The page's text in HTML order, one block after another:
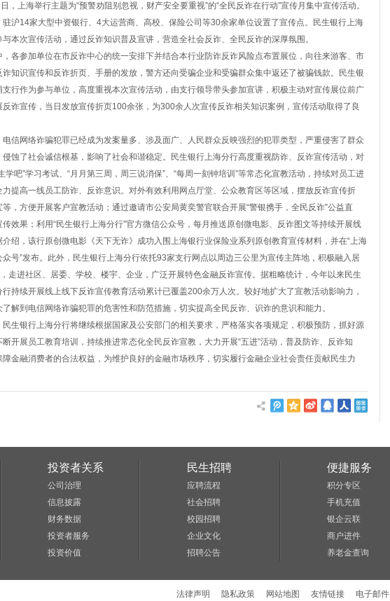
上海举行主题为“预警劝阻别忽视，财产安全要重视”的“全民反诈在行动”宣传月集中宣传活动。
驻沪14家大型中资银行、4大运营商、高校、保险公司等30余家单位设置了宣传点。民生银行上海
本次宣传活动，通过反诈知识普及宣讲，营造全社会反诈、全民反诈的深厚氛围。
参加单位在市反诈中心的统一安排下并结合本行业防诈反诈风险点布置展位，向往来游客、市
诈知识宣传和反诈折页、手册的发放，警方还向受骗企业和受骗群众集中返还了被骗钱款。民生银
支行作为参与单位，高度重视本次宣传活动，由支行领导带头参加宣讲，积极主动对宣传展位前广
反诈宣传，当日发放宣传折页100余张，为300余人次宣传反诈相关知识案例，宣传活动取得了良
网络诈骗犯罪已经成为发案量多、涉及面广、人民群众反映强烈的犯罪类型，严重侵害了群众
侵蚀了社会诚信根基，影响了社会和谐稳定。民生银行上海分行高度重视防诈、反诈宣传活动，对
学吧”学习考试、“月月第三周，周三说消保”、“每周一刻钟培训”等常态化宣教活动，持续对员工进
力提高一线员工防诈、反诈意识。对外有效利用网点厅堂、公众教育区等区域，摆放反诈宣传折
等，方便开展客户宣教活动；通过邀请市公安局黄奕警官联合开展“警银携手，全民反诈”公益直
传效果；利用“民生银行上海分行”官方微信公众号，每月推送原创微电影、反诈图文等持续开展线
介绍，该行原创微电影《天下无诈》成功入围上海银行业保险业系列原创教育宣传材料，并在“上海
众号”发布。此外，民生银行上海分行依托93家支行网点以周边三公里为宣传主阵地，积极融入居
，走进社区、居委、学校、楼宇、企业，广泛开展特色金融反诈宣传。据粗略统计，今年以来民生
行持续开展线上线下反诈宣传教育活动累计已覆盖200余万人次。较好地扩大了宣教活动影响力，
解到电信网络诈骗犯罪的危害性和防范措施，切实提高全民反诈、识诈的意识和能力。
银行上海分行将继续根据国家及公安部门的相关要求，严格落实各项规定，积极预防，抓好源
断开展员工教育培训，持续推进常态化全民反诈宣教，大力开展“五进”活动，普及防诈、反诈知
障金融消费者的合法权益，为维护良好的金融市场秩序，切实履行金融企业社会责任贡献民生力
投资者关系
公司治理
信息披露
财务数据
投资者服务
投资价值
民生招聘
应聘流程
社会招聘
校园招聘
企业文化
招聘公告
便捷服务
积分专区
手机充值
银企云联
商户进件
养老金查询
法律声明 隐私政策 网站地图 友情链接 电子邮件